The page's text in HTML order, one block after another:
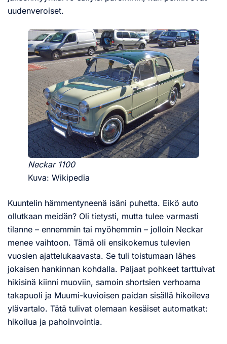
uudenveroiset.
Neckar 1100
Kuva: Wikipedia
Kuuntelin hämmentyneenä isäni puhetta. Eikö auto
ollutkaan meidän? Oli tietysti, mutta tulee varmasti
tilanne – ennemmin tai myöhemmin – jolloin Neckar
menee vaihtoon. Tämä oli ensikokemus tulevien
vuosien ajattelukaavasta. Se tuli toistumaan lähes
jokaisen hankinnan kohdalla. Paljaat pohkeet tarttuivat
hikisinä kiinni muoviin, samoin shortsien verhoama
takapuoli ja Muumi-kuvioisen paidan sisällä hikoileva
ylävartalo. Tätä tulivat olemaan kesäiset automatkat:
hikoilua ja pahoinvointia.